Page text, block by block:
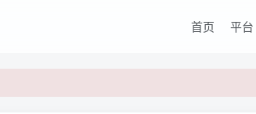
首页 平台